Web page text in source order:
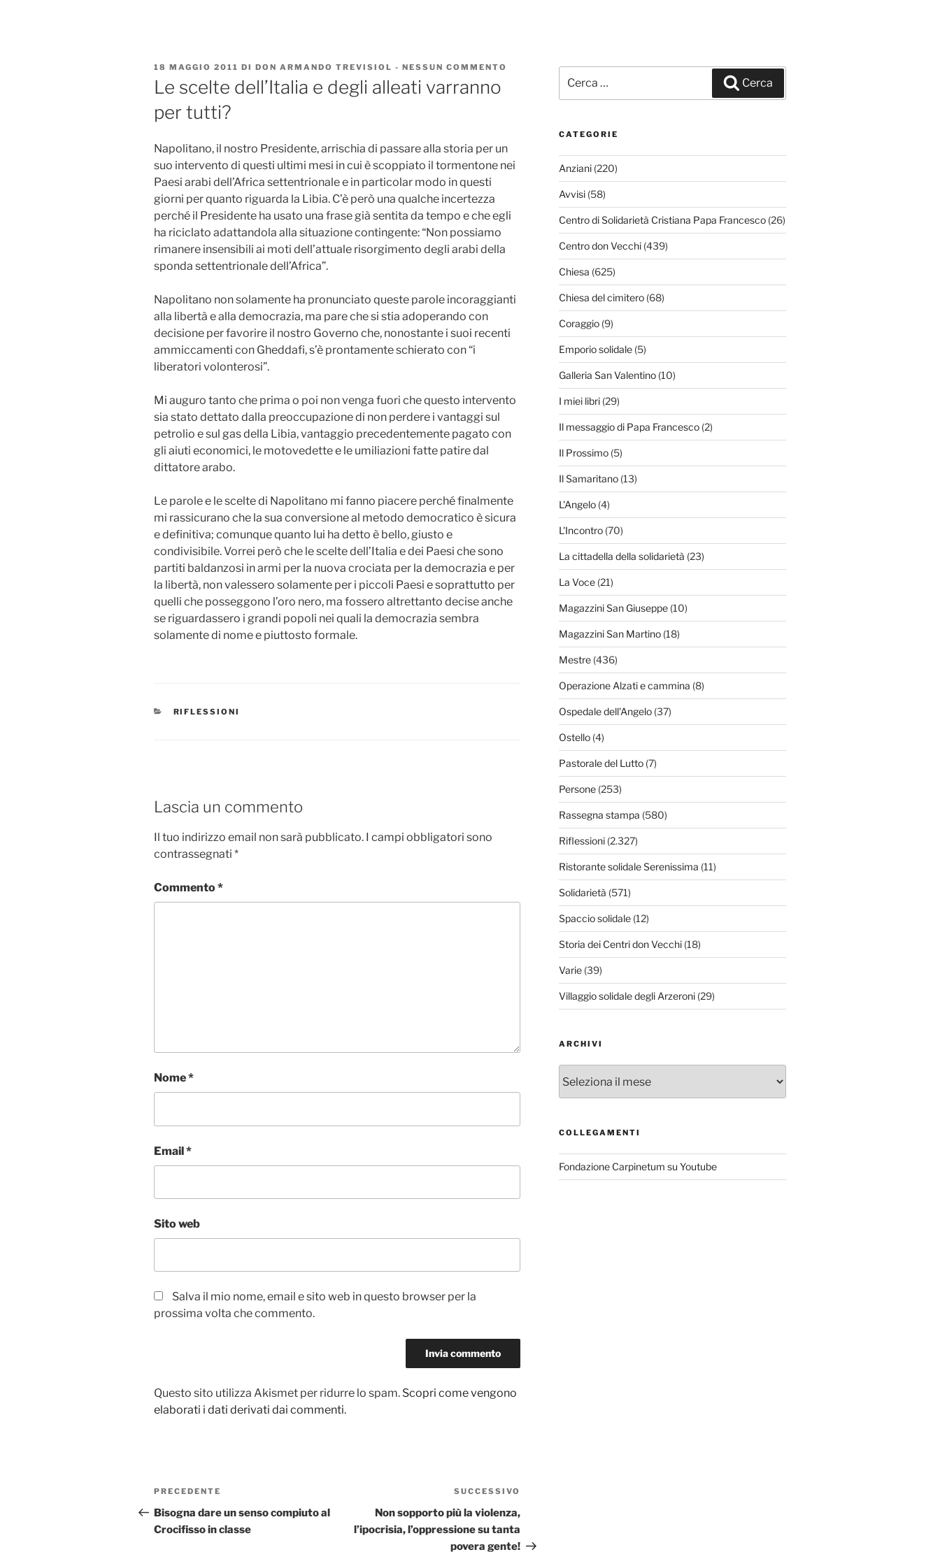
PUBBLICATO
IL
18 MAGGIO 2011 DI DON ARMANDO TREVISIOL - NESSUN COMMENTO
DELL’ITALIA
VARRANNO
TUTTI?
Le scelte dell’Italia e degli alleati varranno
per tutti?
Napolitano, il nostro Presidente, arrischia di passare alla storia per un
suo intervento di questi ultimi mesi in cui è scoppiato il tormentone nei
Paesi arabi dell’Africa settentrionale e in particolar modo in questi
giorni per quanto riguarda la Libia. C’è però una qualche incertezza
perché il Presidente ha usato una frase già sentita da tempo e che egli
ha riciclato adattandola alla situazione contingente: “Non possiamo
rimanere insensibili ai moti dell’attuale risorgimento degli arabi della
sponda settentrionale dell’Africa”.
Napolitano non solamente ha pronunciato queste parole incoraggianti
alla libertà e alla democrazia, ma pare che si stia adoperando con
decisione per favorire il nostro Governo che, nonostante i suoi recenti
ammiccamenti con Gheddafi, s’è prontamente schierato con “i
liberatori volonterosi”.
Mi auguro tanto che prima o poi non venga fuori che questo intervento
sia stato dettato dalla preoccupazione di non perdere i vantaggi sul
petrolio e sul gas della Libia, vantaggio precedentemente pagato con
gli aiuti economici, le motovedette e le umiliazioni fatte patire dal
dittatore arabo.
Le parole e le scelte di Napolitano mi fanno piacere perché finalmente
mi rassicurano che la sua conversione al metodo democratico è sicura
e definitiva; comunque quanto lui ha detto è bello, giusto e
condivisibile. Vorrei però che le scelte dell’Italia e dei Paesi che sono
partiti baldanzosi in armi per la nuova crociata per la democrazia e per
la libertà, non valessero solamente per i piccoli Paesi e soprattutto per
quelli che posseggono l’oro nero, ma fossero altrettanto decise anche
se riguardassero i grandi popoli nei quali la democrazia sembra
solamente di nome e piuttosto formale.
CATEGORIE
RIFLESSIONI
Lascia un commento
Il tuo indirizzo email non sarà pubblicato. I campi obbligatori sono
contrassegnati *
Commento*
Nome*
Email*
Sito web
Salva il mio nome, email e sito web in questo browser per la
prossima volta che commento.
Questo sito utilizza Akismet per ridurre lo spam. Scopri come vengono
elaborati i dati derivati dai commenti.
Navigazione
articoli
Articolo
precedente:
PRECEDENTE
Bisogna dare un senso compiuto al
Crocifisso in classe
SUCCESSIVO
Non sopporto più la violenza,
l’ipocrisia, l’oppressione su tanta
povera gente!
Cerca
CATEGORIE
Anziani(220)
Avvisi(58)
Centro di Solidarietà Cristiana Papa Francesco(26)
Centro don Vecchi(439)
Chiesa (625)
Chiesa del cimitero(68)
Coraggio(9)
Emporio solidale(5)
Galleria San Valentino(10)
I miei libri(29)
Il messaggio di Papa Francesco(2)
Il Prossimo(5)
Il Samaritano(13)
L'Angelo(4)
L'Incontro(70)
La cittadella della solidarietà (23)
La Voce(21)
Magazzini San Giuseppe(10)
Magazzini San Martino(18)
Mestre(436)
Operazione Alzati e cammina (8)
Ospedale dell'Angelo(37)
Ostello(4)
Pastorale del Lutto(7)
Persone(253)
Rassegna stampa (580)
Riflessioni(2.327)
Ristorante solidale Serenissima (11)
Solidarietà (571)
Spaccio solidale(12)
Storia dei Centri don Vecchi(18)
Varie(39)
Villaggio solidale degli Arzeroni(29)
ARCHIVI
COLLEGAMENTI
Fondazione Carpinetum su Youtube